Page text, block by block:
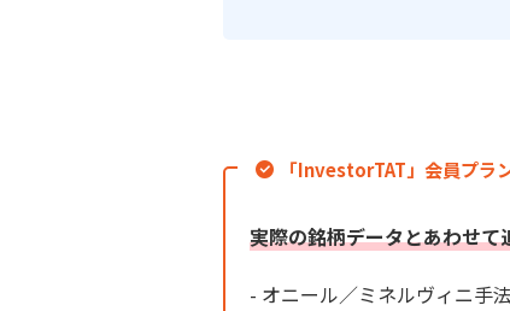
「InvestorTAT」会員プラ
実際の銘柄データとあわせて
- オニール／ミネルヴィニ手